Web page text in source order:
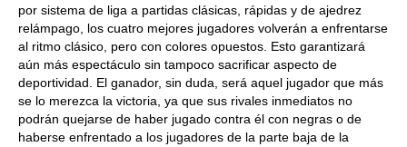
por sistema de liga a partidas clásicas, rápidas y de ajedrez
relámpago, los cuatro mejores jugadores volverán a enfrentarse
al ritmo clásico, pero con colores opuestos. Esto garantizará
aún más espectáculo sin tampoco sacrificar aspecto de
deportividad. El ganador, sin duda, será aquel jugador que más
se lo merezca la victoria, ya que sus rivales inmediatos no
podrán quejarse de haber jugado contra él con negras o de
haberse enfrentado a los jugadores de la parte baja de la